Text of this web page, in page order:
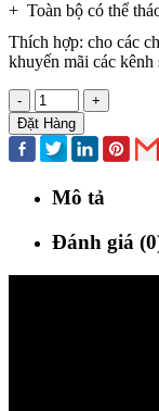
+ Toàn bộ có thể
Thích hợp: cho các
khuyến mãi các kênh
-
+
Đặt Hàng
Mô tả
Đánh giá